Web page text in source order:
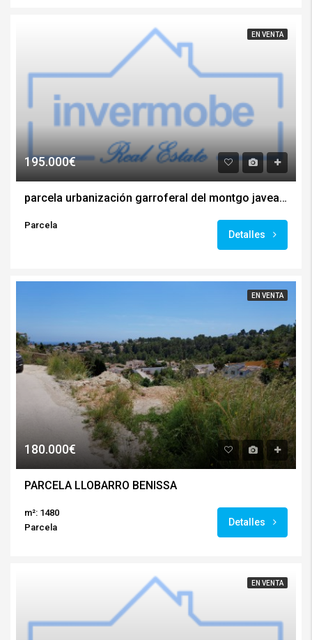
EN VENTA
195.000€
parcela urbanización garroferal del montgo javea htj22
Parcela
Detalles
EN VENTA
180.000€
PARCELA LLOBARRO BENISSA
m²: 1480
Parcela
Detalles
EN VENTA